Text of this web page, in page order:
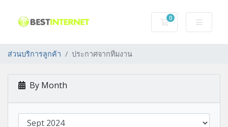
0
ตะกร้าสินค้าของ
ส่วนบริการลูกค้า ประกาศจากทีมงาน
By Month